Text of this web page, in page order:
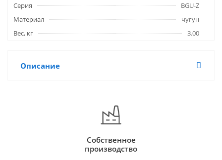
Серия
BGU-Z
Материал
чугун
Вес, кг
3.00
Описание
Собственное
производство